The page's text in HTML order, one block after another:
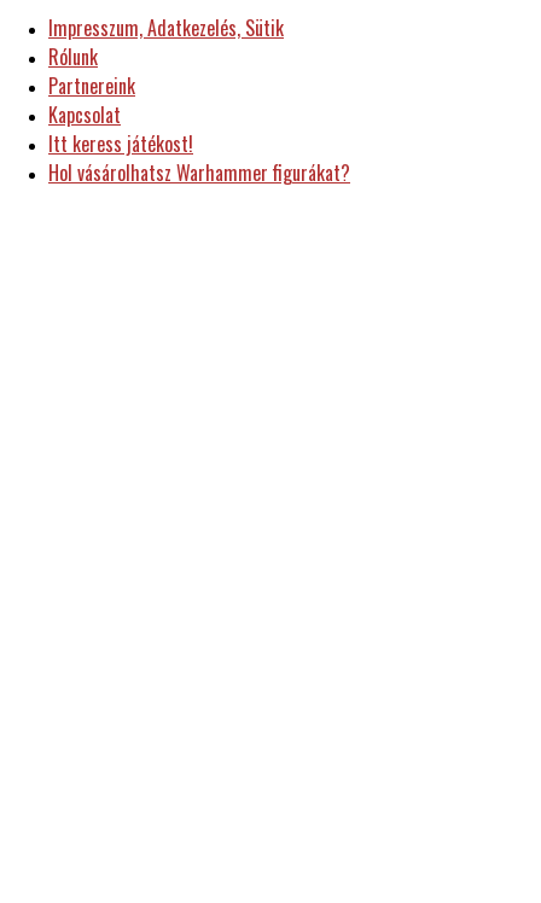
Impresszum, Adatkezelés, Sütik
Rólunk
Partnereink
Kapcsolat
Itt keress játékost!
Hol vásárolhatsz Warhammer figurákat?